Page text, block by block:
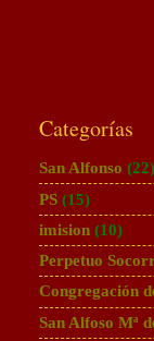
Categorías
San Alfonso (22)
PS (15)
imision (10)
Perpetuo
Congregación
San Alfoso Mª